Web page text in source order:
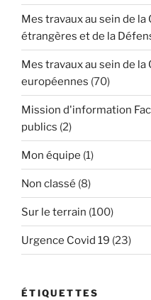
Mes travaux au sein de
étrangères et de la
Mes travaux au sein de
européennes (70)
Mission d'information
publics (2)
Mon équipe (1)
Non classé (8)
Sur le terrain (100)
Urgence Covid 19 (23)
ÉTIQUETTES